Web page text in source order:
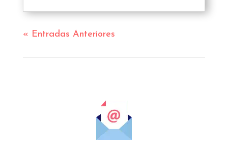
« Entradas Anteriores